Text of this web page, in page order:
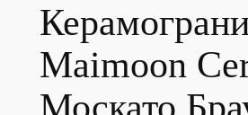
Maimoon
Москато